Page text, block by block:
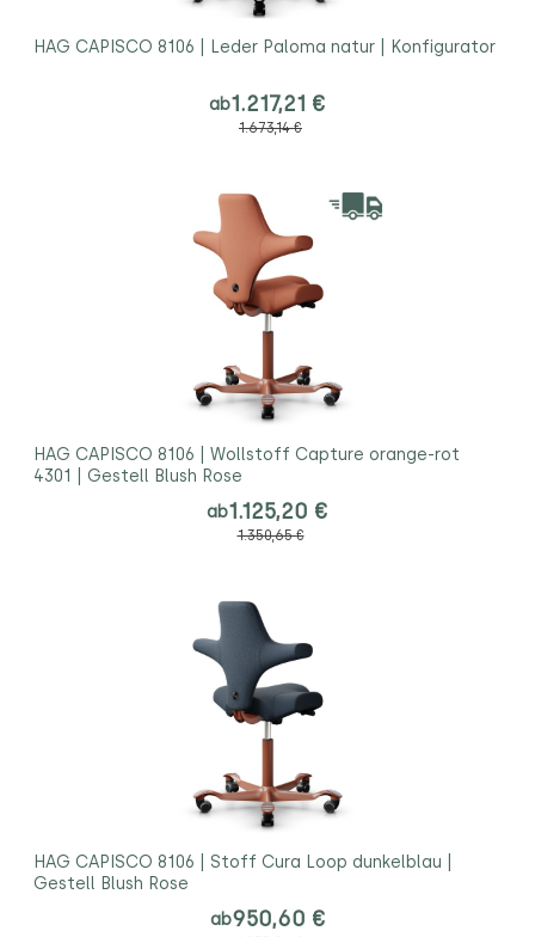
HAG CAPISCO 8106 | Leder Paloma natur | Konfigurator
ab1.217,21 €
1.673,14 €
HAG CAPISCO 8106 | Wollstoff Capture orange-rot
4301 | Gestell Blush Rose
ab1.125,20 €
1.350,65 €
HAG CAPISCO 8106 | Stoff Cura Loop dunkelblau |
Gestell Blush Rose
ab950,60 €